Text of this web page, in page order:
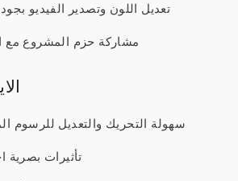
تعديل اللون وتصدير الفيديو
مشاركة حزم المشروع مع
سهولة التحريك والتعديل للرسوم
تأثيرات بصرية